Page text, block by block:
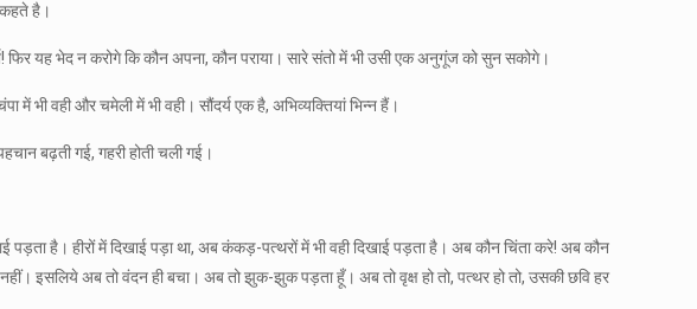
है।
यह भेद न करोगे कि कौन अपना, कौन पराया। सारे संतो में भी उसी एक अनुगूंज को सुन सकोगे।
में भी वही और चमेली में भी वही। सौंदर्य एक है, अभिव्यक्तियां भिन्न हैं।
बढ़ती गई, गहरी होती चली गई।
है। हीरों में दिखाई पड़ा था, अब कंकड़-पत्थरों में भी वही दिखाई पड़ता है। अब कौन चिंता करे! अब कौन
इसलिये अब तो वंदन ही बचा। अब तो झुक-झुक पड़ता हूँ। अब तो वृक्ष हो तो, पत्थर हो तो, उसकी छवि हर